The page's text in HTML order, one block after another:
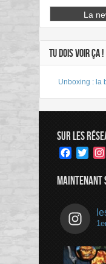
TU DOIS VOIR ÇA !
Unboxing : la
SUR LES
MAINTENANT